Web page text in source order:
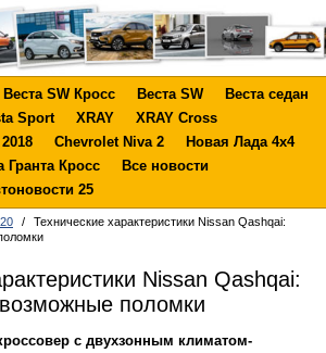
Веста SW Кросс Веста SW
Веста седан
Sport XRAY
XRAY Cross
Chevrolet Niva 2
Новая Лада 4х4
Гранта Кросс
Все новости
25
/
Технические характеристики Nissan Qashqai:
Nissan Qashqai:
поломки
с двухзонным климатом-